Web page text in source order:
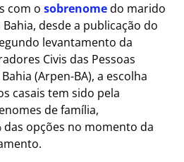
com o sobrenomedo marido
Bahia, desde a publicação do
levantamento da
Civis das Pessoas
(Arpen-BA), a escolha
casais tem sido pela
de família,
das opções no momento da